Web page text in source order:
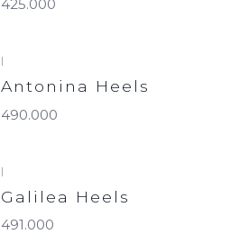
425.000
|
Antonina Heels
490.000
|
Galilea Heels
491.000